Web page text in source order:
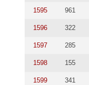
1595 961
1596 322
1597 285
1598 155
1599 341